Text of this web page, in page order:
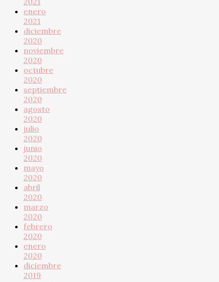
enero
2021
diciembre
2020
noviembre
2020
octubre
2020
septiembre
2020
agosto
2020
julio
2020
junio
2020
mayo
2020
abril
2020
marzo
2020
febrero
2020
enero
2020
diciembre
2019